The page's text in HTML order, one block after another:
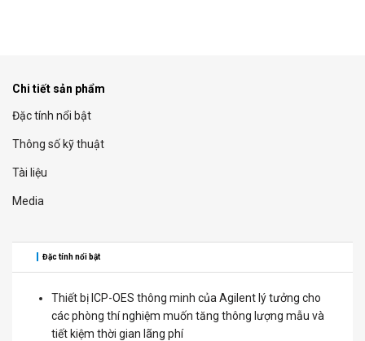
Chi tiết sản phẩm
Đặc tính nổi bật
Thông số kỹ thuật
Tài liệu
Media
Đặc tính nổi bật
Thiết bị ICP-OES thông minh của Agilent lý tưởng cho
các phòng thí nghiệm muốn tăng thông lượng mẫu và
tiết kiệm thời gian lãng phí